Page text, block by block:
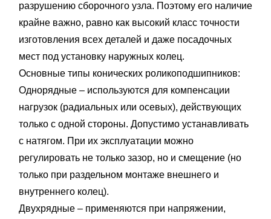
разрушению сборочного узла. Поэтому его наличие
крайне важно, равно как высокий класс точности
изготовления всех деталей и даже посадочных
мест под установку наружных колец.
Основные типы конических роликоподшипников:
Однорядные – используются для компенсации
нагрузок (радиальных или осевых), действующих
только с одной стороны. Допустимо устанавливать
с натягом. При их эксплуатации можно
регулировать не только зазор, но и смещение (но
только при раздельном монтаже внешнего и
внутреннего колец).
Двухрядные – применяются при напряжении,